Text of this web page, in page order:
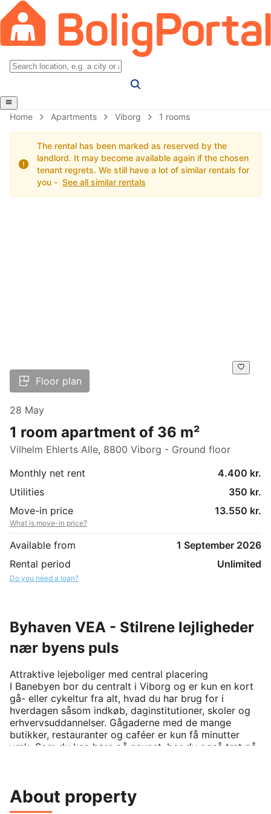
Home Apartments Viborg 1 rooms
The rental has been marked as reserved by the
landlord. It may become available again if the chosen
tenant regrets. We still have a lot of similar rentals for
you - See all similar rentals
Floor plan
28 May
1 room apartment of 36 m²
Vilhelm Ehlerts Alle, 8800 Viborg - Ground floor
Monthly net rent
4.400 kr.
Utilities
350 kr.
Move-in price
13.550 kr.
What is move-in price?
Available from
1 September 2026
Rental period
Unlimited
Do you need a loan?
Byhaven VEA - Stilrene lejligheder
nær byens puls
Attraktive lejeboliger med central placering
I Banebyen bor du centralt i Viborg og er kun en kort
gå- eller cykeltur fra alt, hvad du har brug for i
hverdagen såsom indkøb, daginstitutioner, skoler og
erhvervsuddannelser. Gågaderne med de mange
butikker, restauranter og caféer er kun få minutter
væk. Som du kan høre på navnet, bor du også tæt på
Optimalt udnyttede 1-4 værelses lejligheder
Ejendommen byder på 202 lyse og lækre boliger i
About property